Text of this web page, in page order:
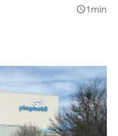
query_builder1min